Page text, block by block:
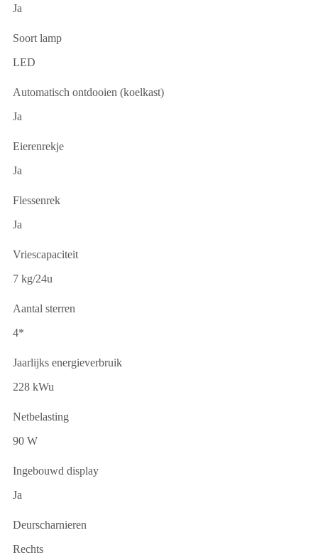
Ja
Soort lamp
LED
Automatisch ontdooien (koelkast)
Ja
Eierenrekje
Ja
Flessenrek
Ja
Vriescapaciteit
7 kg/24u
Aantal sterren
4*
Jaarlijks energieverbruik
228 kWu
Netbelasting
90 W
Ingebouwd display
Ja
Deurscharnieren
Rechts